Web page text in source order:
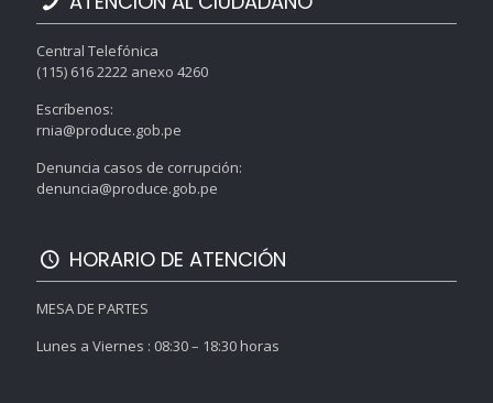
Central Telefónica
(115) 616 2222 anexo 4260
Escríbenos:
rnia@produce.gob.pe
Denuncia casos de corrupción:
denuncia@produce.gob.pe
HORARIO DE ATENCIÓN
MESA DE PARTES
Lunes a Viernes : 08:30 – 18:30 horas